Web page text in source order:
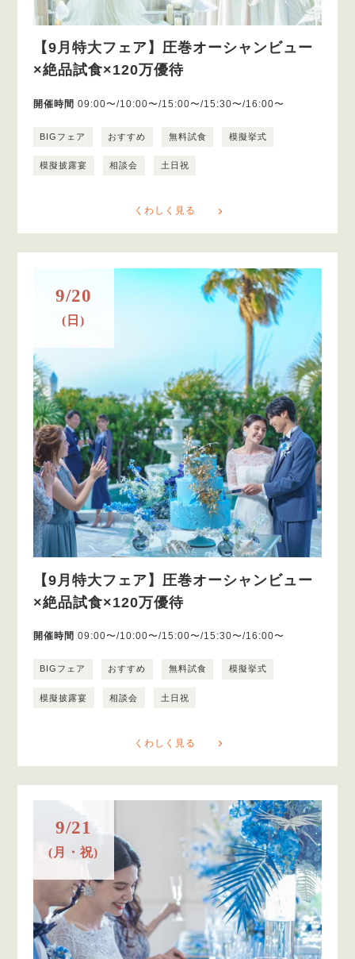
【9月特大フェア】圧巻オーシャンビュー
×絶品試食×120万優待
開催時間 09:00〜/10:00〜/15:00〜/15:30〜/16:00〜
BIGフェア おすすめ 無料試食 模擬挙式
模擬披露宴 相談会 土日祝
くわしく見る
9/20
(日)
【9月特大フェア】圧巻オーシャンビュー
×絶品試食×120万優待
開催時間 09:00〜/10:00〜/15:00〜/15:30〜/16:00〜
BIGフェア おすすめ 無料試食 模擬挙式
模擬披露宴 相談会 土日祝
くわしく見る
9/21
(月・祝)